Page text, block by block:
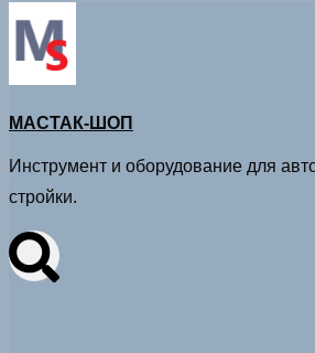
МАСТАК-ШОП
Инструмент и оборудование для
стройки.